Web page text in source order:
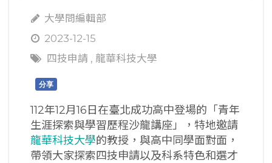
大學問編輯部
2023-12-15
四技申請 , 龍華科技大學
分享
112年12月16日在臺北成功高中登場的「青年
生涯探索與學習歷程沙龍講座」，特地邀請
龍華科技大學的教授，與高中同學面對面，
帶領大家探索四技申請以及科系特色和選才